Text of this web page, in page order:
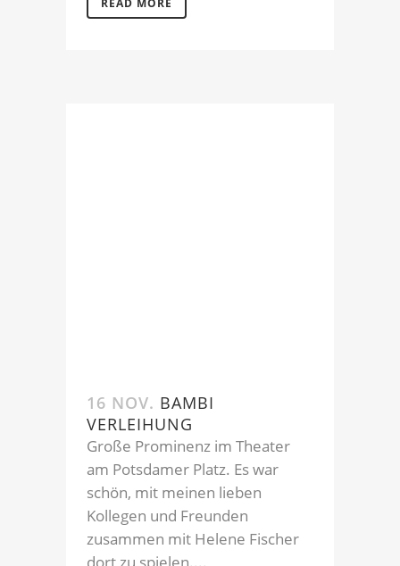
16 NOV. BAMBI
VERLEIHUNG
Große Prominenz im Theater
am Potsdamer Platz. Es war
schön, mit meinen lieben
Kollegen und Freunden
zusammen mit Helene Fischer
dort zu spielen....